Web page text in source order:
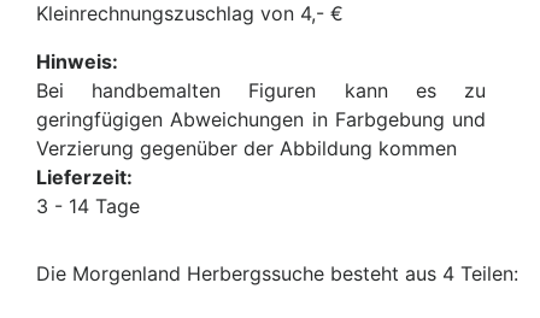
Kleinrechnungszuschlag von 4,- €
Hinweis:
Bei handbemalten Figuren kann es zu
geringfügigen Abweichungen in Farbgebung und
Verzierung gegenüber der Abbildung kommen
Lieferzeit:
3 - 14 Tage
Die Morgenland Herbergssuche besteht aus 4 Teilen: